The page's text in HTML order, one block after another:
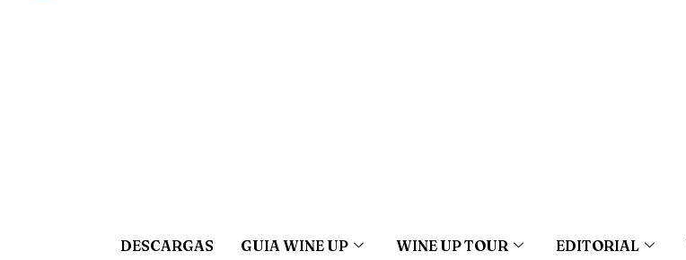
DESCARGAS GUIA WINE UP WINE UP TOUR EDITORIAL